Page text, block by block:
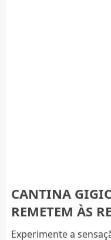
CANTINA
REMETEM ÀS
Experimente a